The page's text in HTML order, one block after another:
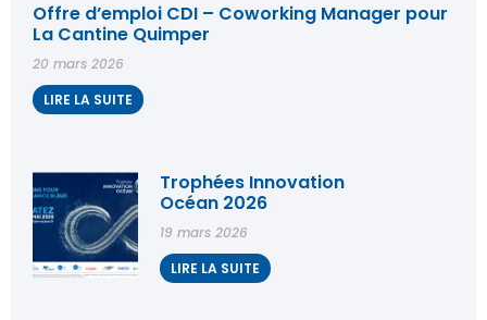
Offre d’emploi CDI – Coworking Manager pour
La Cantine Quimper
20 mars 2026
LIRE LA SUITE
Trophées Innovation
Océan 2026
19 mars 2026
LIRE LA SUITE